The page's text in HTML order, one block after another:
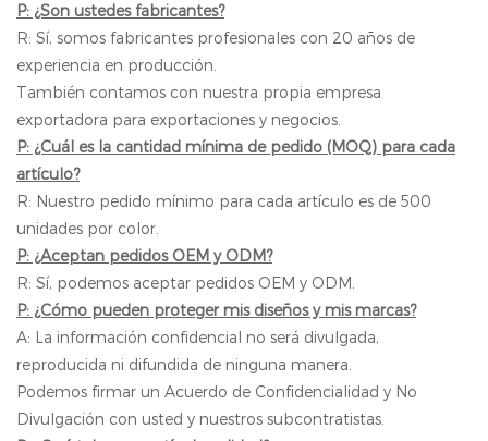
P: ¿Son ustedes fabricantes?
R: Sí, somos fabricantes profesionales con 20 años de
experiencia en producción.
También contamos con nuestra propia empresa
exportadora para exportaciones y negocios.
P: ¿Cuál es la cantidad mínima de pedido (MOQ) para cada
artículo?
R: Nuestro pedido mínimo para cada artículo es de 500
unidades por color.
P: ¿Aceptan pedidos OEM y ODM?
R: Sí, podemos aceptar pedidos OEM y ODM.
P: ¿Cómo pueden proteger mis diseños y mis marcas?
A: La información confidencial no será divulgada,
reproducida ni difundida de ninguna manera.
Podemos firmar un Acuerdo de Confidencialidad y No
Divulgación con usted y nuestros subcontratistas.